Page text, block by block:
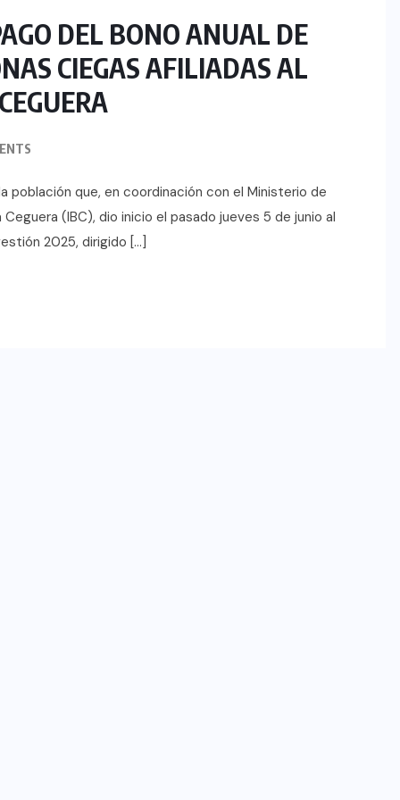
DEL BONO ANUAL DE
CIEGAS AFILIADAS AL
población que, en coordinación con el Ministerio de
(IBC), dio inicio el pasado jueves 5 de junio al
2025, dirigido […]